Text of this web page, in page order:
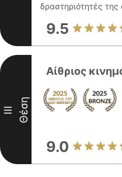
δραστηριότητές της
9.5
III Θέση
Αίθριος
9.0